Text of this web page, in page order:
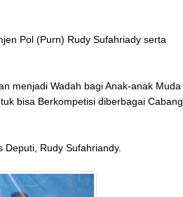
Pol (Purn) Rudy Sufahriady serta
menjadi Wadah bagi Anak-anak Muda
bisa Berkompetisi diberbagai Cabang
Rudy Sufahriandy.